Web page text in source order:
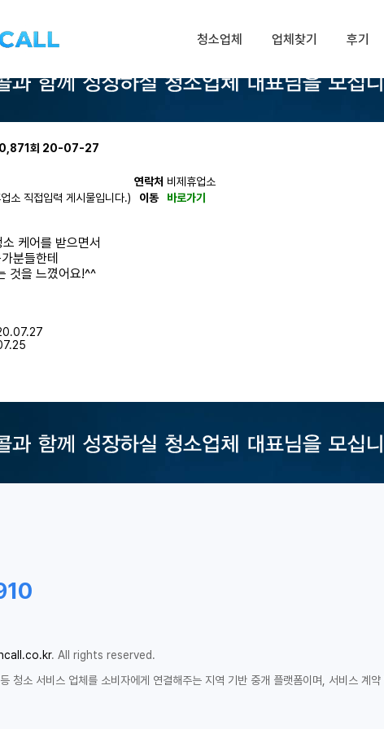
청소업체 업체찾기 후기
회 20-07-27
연락처 비제휴업소
소 직접입력 게시물입니다.) 이동
바로가기
케어를 받으면서
분들한테
것을 느꼈어요!^^
. All rights reserved.
청소 서비스 업체를 소비자에게 연결해주는 지역 기반 중개 플랫폼이며, 서비스 계